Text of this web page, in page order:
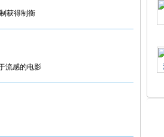
获得制衡
流感的电影